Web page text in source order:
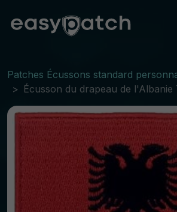
Patches Écussons standard
Écusson du drapeau de